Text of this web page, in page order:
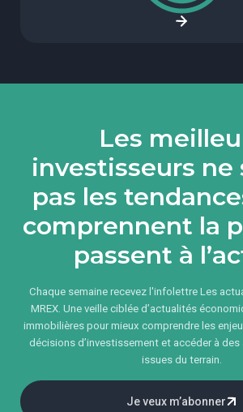
Les
investisseurs ne
pas les
comprennent la
passent à
Chaque semaine recevez l'infolettre Les
MREX. Une veille ciblée d’actualités
immobilières pour mieux comprendre les
décisions d’investissement et accéder à
issues du terrain.
Je veux m’abonner